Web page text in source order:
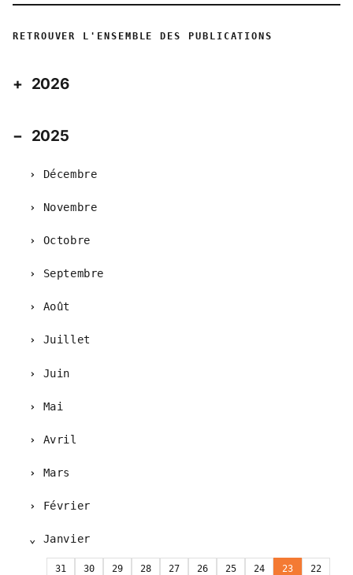
RETROUVER L'ENSEMBLE DES PUBLICATIONS
2026
2025
Décembre
Novembre
Octobre
Septembre
Août
Juillet
Juin
Mai
Avril
Mars
Février
Janvier
31 30 29 28 27 26 25 24 23 22